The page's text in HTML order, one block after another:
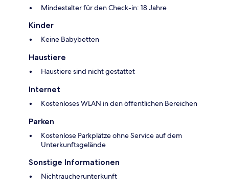
Mindestalter für den Check-in: 18 Jahre
Kinder
Keine Babybetten
Haustiere
Haustiere sind nicht gestattet
Internet
Kostenloses WLAN in den öffentlichen Bereichen
Parken
Kostenlose Parkplätze ohne Service auf dem
Unterkunftsgelände
Sonstige Informationen
Nichtraucherunterkunft